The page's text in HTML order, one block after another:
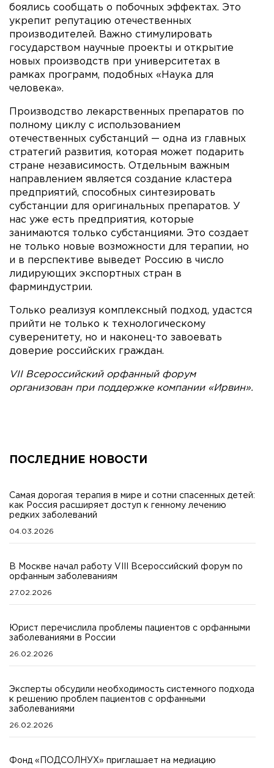
боялись сообщать о побочных эффектах. Это
укрепит репутацию отечественных
производителей. Важно стимулировать
государством научные проекты и открытие
новых производств при университетах в
рамках программ, подобных «Наука для
человека».
Производство лекарственных препаратов по
полному циклу с использованием
отечественных субстанций — одна из главных
стратегий развития, которая может подарить
стране независимость. Отдельным важным
направлением является создание кластера
предприятий, способных синтезировать
субстанции для оригинальных препаратов. У
нас уже есть предприятия, которые
занимаются только субстанциями. Это создает
не только новые возможности для терапии, но
и в перспективе выведет Россию в число
лидирующих экспортных стран в
фарминдустрии.
Только реализуя комплексный подход, удастся
прийти не только к технологическому
суверенитету, но и наконец-то завоевать
доверие российских граждан.
VII Всероссийский орфанный форум
организован при поддержке компании «Ирвин».
ПОСЛЕДНИЕ НОВОСТИ
Самая дорогая терапия в мире и сотни спасенных детей:
как Россия расширяет доступ к генному лечению
редких заболеваний
04.03.2026
В Москве начал работу VIII Всероссийский форум по
орфанным заболеваниям
27.02.2026
Юрист перечислила проблемы пациентов с орфанными
заболеваниями в России
26.02.2026
Эксперты обсудили необходимость системного подхода
к решению проблем пациентов с орфанными
заболеваниями
26.02.2026
Фонд «ПОДСОЛНУХ» приглашает на медиацию